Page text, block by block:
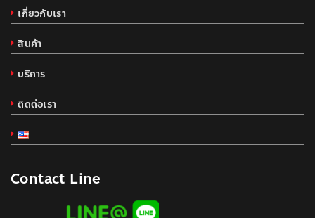
เกี่ยวกับเรา
สินค้า
บริการ
ติดต่อเรา
Contact Line